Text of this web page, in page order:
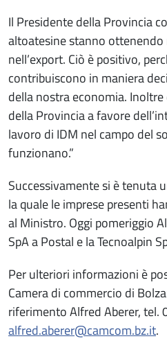
Il Presidente della Provincia
altoatesine stanno
nell’export. Ciò è positivo,
contribuiscono in maniera
della nostra economia.
della Provincia a favore
lavoro di IDM nel campo del
funzionano.”
Successivamente si è tenuta
la quale le imprese presenti
al Ministro. Oggi pomeriggio
SpA a Postal e la Tecnoalpin
Per ulteriori informazioni è
Camera di commercio di
riferimento Alfred Aberer, tel.
alfred.aberer@camcom.bz.it.